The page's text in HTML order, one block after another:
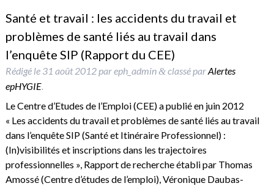
Santé et travail : les accidents du travail et
problèmes de santé liés au travail dans
l’enquête SIP (Rapport du CEE)
Rédigé le 31 août 2012pareph_admin &classé parAlertes
epHYGIE.
Le Centre d’Etudes de l’Emploi (CEE) a publié en juin 2012
« Les accidents du travail et problèmes de santé liés au travail
dans l’enquête SIP (Santé et Itinéraire Professionnel) :
(In)visibilités et inscriptions dans les trajectoires
professionnelles », Rapport de recherche établi par Thomas
Amossé (Centre d’études de l’emploi), Véronique Daubas-